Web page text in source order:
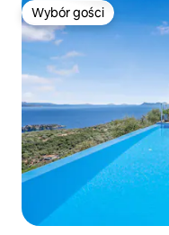
Wybór gości
Wybór gości